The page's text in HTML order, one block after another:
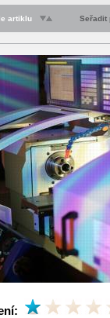
artiklu Seřadit